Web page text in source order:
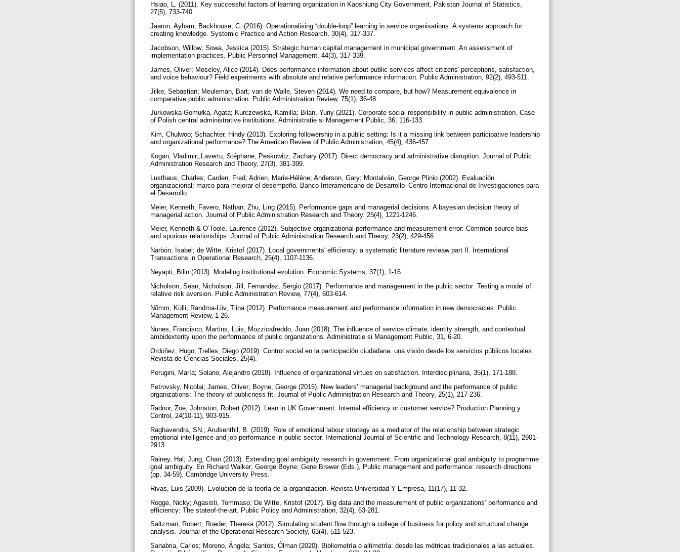
Hsiao, L. (2011). Key successful factors of learning organization in Kaoshiung City Government. Pakistan Journal of Statistics,
27(5), 733-740.
Jaaron, Ayham; Backhouse, C. (2016). Operationalising “double-loop” learning in service organisations: A systems approach for
creating knowledge. Systemic Practice and Action Research, 30(4), 317-337.
Jacobson, Willow; Sowa, Jessica (2015). Strategic human capital management in municipal government. An assessment of
implementation practices. Public Personnel Management, 44(3), 317-339.
James, Oliver; Moseley, Alice (2014). Does performance information about public services affect citizens' perceptions, satisfaction,
and voice behaviour? Field experiments with absolute and relative performance information. Public Administration, 92(2), 493-511.
Jilke, Sebastian; Meuleman, Bart; van de Walle, Steven (2014). We need to compare, but how? Measurement equivalence in
comparative public administration. Public Administration Review, 75(1), 36-48.
Jurkowska-Gomułka, Agata; Kurczewska, Kamilla; Bilan, Yuriy (2021). Corporate social responsibility in public administration. Case
of Polish central administrative institutions. Administratie si Management Public, 36, 116-133.
Kim, Chulwoo; Schachter, Hindy (2013). Exploring followership in a public setting: Is it a missing link between participative leadership
and organizational performance? The American Review of Public Administration, 45(4), 436-457.
Kogan, Vladimir;,Lavertu, Stéphane; Peskowitz, Zachary (2017). Direct democracy and administrative disruption. Journal of Public
Administration Research and Theory, 27(3), 381-399.
Lusthaus, Charles; Carden, Fred; Adrien, Marie-Hélène; Anderson, Gary; Montalván, George Plinio (2002). Evaluación
organizacional: marco para mejorar el desempeño. Banco Interamericano de Desarrollo–Centro Internacional de Investigaciones para
el Desarrollo.
Meier, Kenneth; Favero, Nathan; Zhu, Ling (2015). Performance gaps and managerial decisions: A bayesian decision theory of
managerial action. Journal of Public Administration Research and Theory. 25(4), 1221-1246.
Meier, Kenneth & O’Toole, Laurence (2012). Subjective organizational performance and measurement error: Common source bias
and spurious relationships. Journal of Public Administration Research and Theory, 23(2), 429-456.
Narbón, Isabel; de Witte, Kristof (2017). Local governments' efficiency: a systematic literature revieaw part II. International
Transactions in Operational Research, 25(4), 1107-1136.
Neyapti, Bilin (2013). Modeling institutional evolution. Economic Systems, 37(1), 1-16.
Nicholson, Sean; Nicholson, Jill; Fernandez, Sergio (2017). Performance and management in the public sector: Testing a model of
relative risk aversion. Public Administration Review, 77(4), 603-614.
Nõmm, Külli; Randma-Liiv, Tiina (2012). Performance measurement and performance information in new democracies. Public
Management Review, 1-26.
Nunes, Francisco; Martins, Luis; Mozzicafreddo, Juan (2018). The influence of service climate, identity strength, and contextual
ambidexterity upon the performance of public organizations. Administratie si Management Public, 31, 6-20.
Ordoñez, Hugo; Trelles, Diego (2019). Control social en la participación ciudadana: una visión desde los servicios públicos locales.
Revista de Ciencias Sociales, 25(4).
Perugini, María; Solano, Alejandro (2018). Influence of organizational virtues on satisfaction. Interdisciplinaria, 35(1), 171-188.
Petrovsky, Nicolai; James, Oliver; Boyne, George (2015). New leaders’ managerial background and the performance of public
organizations: The theory of publicness fit. Journal of Public Administration Research and Theory, 25(1), 217-236.
Radnor, Zoe; Johnston, Robert (2012). Lean in UK Government: Internal efficiency or customer service? Production Planning y
Control, 24(10-11), 903-915.
Raghavendra, SN.; Arulsenthil, B. (2019). Role of emotional labour strategy as a mediator of the relationship between strategic
emotional intelligence and job performance in public sector. International Journal of Scientific and Technology Research, 8(11), 2901-
2913.
Rainey, Hal; Jung, Chan (2013). Extending goal ambiguity research in government: From organizational goal ambiguity to programme
goal ambiguity. En Richard Walker; George Boyne; Gene Brewer (Eds.), Public management and performance: research directions
(pp. 34-59). Cambridge University Press.
Rivas, Luis (2009). Evolución de la teoría de la organización. Revista Universidad Y Empresa, 11(17), 11-32.
Rogge, Nicky; Agasisti, Tommaso; De Witte, Kristof (2017). Big data and the measurement of public organizations’ performance and
efficiency: The stateof-the-art. Public Policy and Administration, 32(4), 63-281.
Saltzman, Robert; Roeder, Theresa (2012). Simulating student flow through a college of business for policy and structural change
analysis. Journal of the Operational Research Society, 63(4), 511-523.
Sanabria, Carlos; Moreno, Ángela; Santos, Ólman (2020). Bibliometría o altimetría: desde las métricas tradicionales a las actuales.